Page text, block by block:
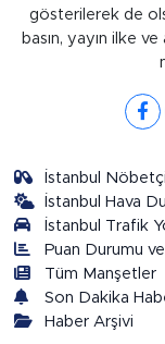
gösterilerek de
basın, yayın ilke
İstanbul
İstanbul Hava
İstanbul Trafik
Puan Durumu
Tüm Manşetler
Son Dakika
Haber Arşivi